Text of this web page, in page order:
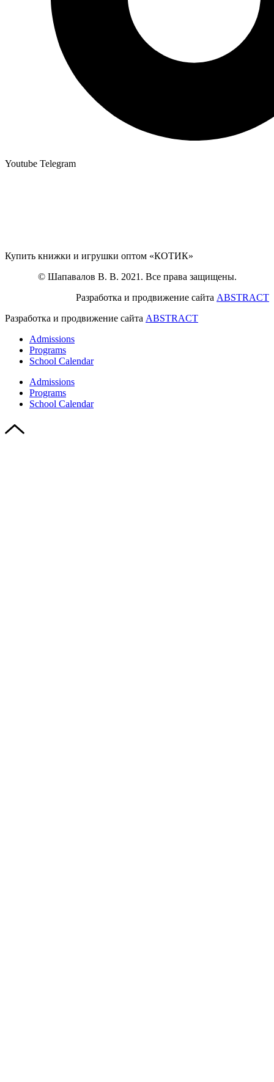
Youtube Telegram
Купить книжки и игрушки оптом «КОТИК»
© Шапавалов В. В. 2021. Все права защищены.
Разработка и продвижение сайта ABSTRACT
Разработка и продвижение сайта ABSTRACT
Admissions
Programs
School Calendar
Admissions
Programs
School Calendar